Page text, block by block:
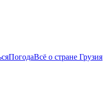
ПогодаВсё о стране Грузия